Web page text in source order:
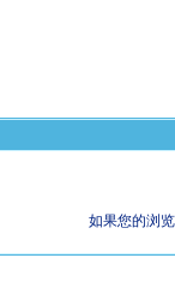
如果您的浏